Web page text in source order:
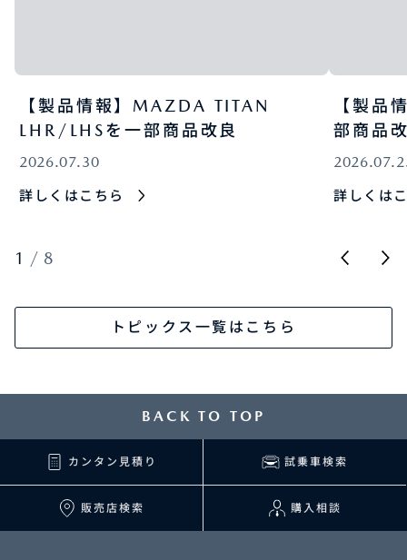
【製品情報】MAZDA TITAN
LHR/LHSを一部商品改良
2026.07.30
詳しくはこちら
【製品
部商品
詳しくは
1 / 8
トピックス一覧はこちら
BACK TO TOP
カンタン見積り 試乗車検索
販売店検索 購入相談